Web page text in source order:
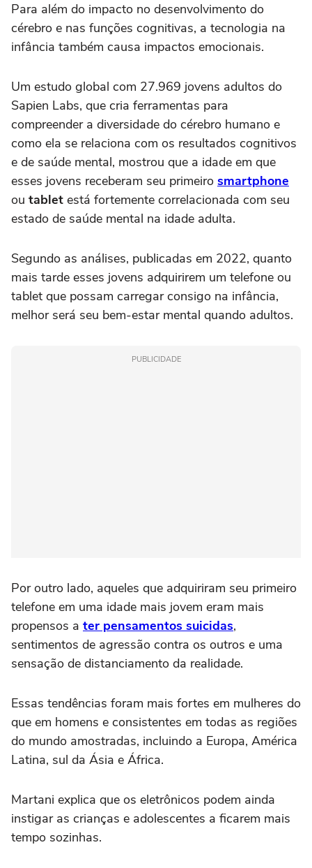
Para além do impacto no desenvolvimento do
cérebro e nas funções cognitivas, a tecnologia na
infância também causa impactos emocionais.
Um estudo global com 27.969 jovens adultos do
Sapien Labs, que cria ferramentas para
compreender a diversidade do cérebro humano e
como ela se relaciona com os resultados cognitivos
e de saúde mental, mostrou que a idade em que
esses jovens receberam seu primeiro smartphone
ou tablet está fortemente correlacionada com seu
estado de saúde mental na idade adulta.
Segundo as análises, publicadas em 2022, quanto
mais tarde esses jovens adquirirem um telefone ou
tablet que possam carregar consigo na infância,
melhor será seu bem-estar mental quando adultos.
PUBLICIDADE
Por outro lado, aqueles que adquiriram seu primeiro
telefone em uma idade mais jovem eram mais
propensos a ter pensamentos suicidas,
sentimentos de agressão contra os outros e uma
sensação de distanciamento da realidade.
Essas tendências foram mais fortes em mulheres do
que em homens e consistentes em todas as regiões
do mundo amostradas, incluindo a Europa, América
Latina, sul da Ásia e África.
Martani explica que os eletrônicos podem ainda
instigar as crianças e adolescentes a ficarem mais
tempo sozinhas.